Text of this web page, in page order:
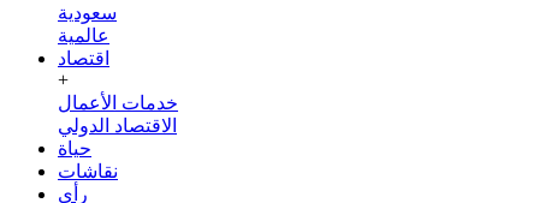
سعودية
عالمية
اقتصاد
+
خدمات الأعمال
الاقتصاد الدولي
حياة
نقاشات
رأي